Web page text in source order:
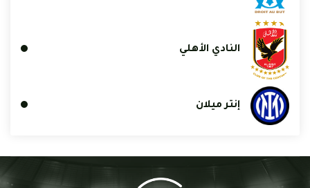
النادي الأهلي
إنتر ميلان